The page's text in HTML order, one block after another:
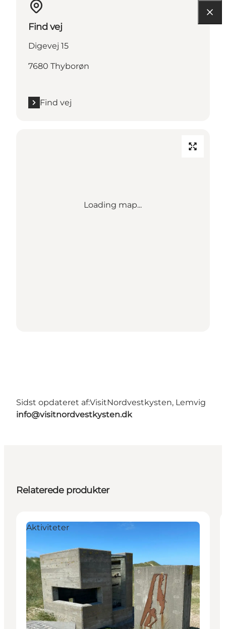
Find vej
Digevej 15
7680 Thyborøn
Find vej
Loading map...
Sidst opdateret af:VisitNordvestkysten, Lemvig
info@visitnordvestkysten.dk
Relaterede produkter
Aktiviteter